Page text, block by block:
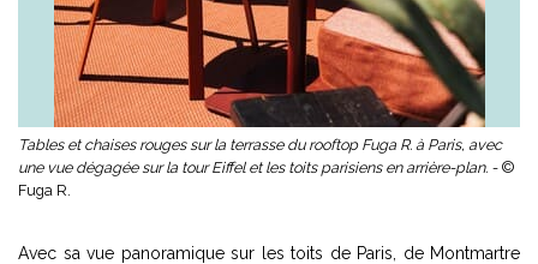
Tables et chaises rouges sur la terrasse du rooftop Fuga R. à Paris, avec
une vue dégagée sur la tour Eiffel et les toits parisiens en arrière-plan. - ©
Fuga R.
Avec sa vue panoramique sur les toits de Paris, de Montmartre